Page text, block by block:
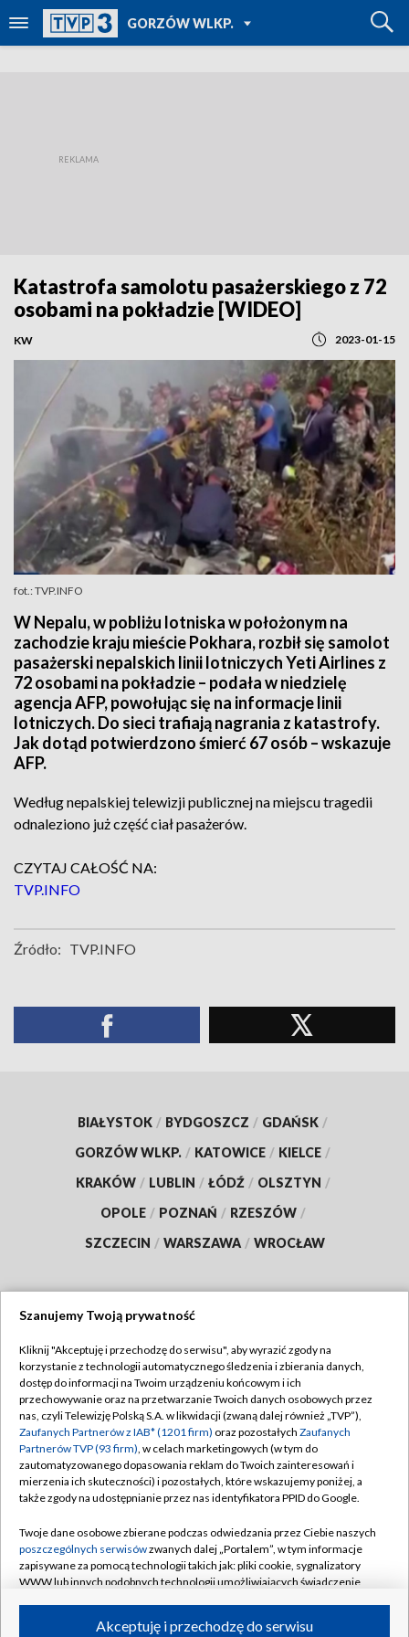
GORZÓW WLKP.
TVP REGIONY
Katastrofa samolotu pasażerskiego z 72
osobami na pokładzie [WIDEO]
KW 2023-01-15
fot.: TVP.INFO
W Nepalu, w pobliżu lotniska w położonym na
zachodzie kraju mieście Pokhara, rozbił się samolot
pasażerski nepalskich linii lotniczych Yeti Airlines z
72 osobami na pokładzie – podała w niedzielę
agencja AFP, powołując się na informacje linii
lotniczych. Do sieci trafiają nagrania z katastrofy.
Jak dotąd potwierdzono śmierć 67 osób – wskazuje
AFP.
Według nepalskiej telewizji publicznej na miejscu tragedii
odnaleziono już część ciał pasażerów.
CZYTAJ CAŁOŚĆ NA:
TVP.INFO
Źródło: TVP.INFO
BIAŁYSTOK / BYDGOSZCZ / GDAŃSK /
GORZÓW WLKP. / KATOWICE / KIELCE /
KRAKÓW / LUBLIN / ŁÓDŹ / OLSZTYN /
OPOLE / POZNAŃ / RZESZÓW /
SZCZECIN / WARSZAWA / WROCŁAW
TVP
Abonament TVP
Emisja w TVP
Centrum informacji TVP
Naziemna Telewizja Cyfrowa
Rada Programowa
System NOS
Informacje o nadawcy
Regulamin TVP
Polityka prywatności
Moje zgody
Pomoc
Kontakt
Kanały
Szanujemy Twoją prywatność
Kliknij "Akceptuję i przechodzę do serwisu", aby wyrazić zgody na
korzystanie z technologii automatycznego śledzenia i zbierania danych,
dostęp do informacji na Twoim urządzeniu końcowym i ich
przechowywanie oraz na przetwarzanie Twoich danych osobowych przez
nas, czyli Telewizję Polską S.A. w likwidacji (zwaną dalej również „TVP”),
Zaufanych Partnerów z IAB* (1201 firm) oraz pozostałych Zaufanych
Partnerów TVP (93 firm), w celach marketingowych (w tym do
zautomatyzowanego dopasowania reklam do Twoich zainteresowań i
mierzenia ich skuteczności) i pozostałych, które wskazujemy poniżej, a
także zgody na udostępnianie przez nas identyfikatora PPID do Google.
Twoje dane osobowe zbierane podczas odwiedzania przez Ciebie naszych
poszczególnych serwisówzwanych dalej „Portalem”, w tym informacje
zapisywane za pomocą technologii takich jak: pliki cookie, sygnalizatory
WWW lub innych podobnych technologii umożliwiających świadczenie
ruchu w Internecie.Akceptuję i przechodzę do serwisu